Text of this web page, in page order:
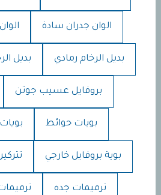
الوان جدران سادة
بديل الرخام رمادي بديل
بروفايل عسيب جوتن
بويات حوائط
بوية بروفايل خارجي
ترميمات جده